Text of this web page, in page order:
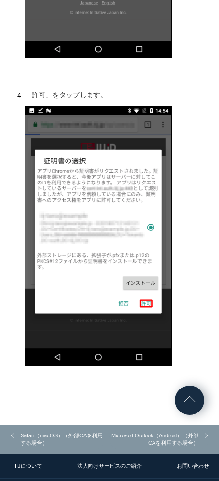
「許可」をタップします。
Safari（macOS）（外部CAを利用
する場合）
Microsoft Outlook（Android）（外部
CAを利用する場合）
IIJについて 法人向けサービスのご紹介 お問い合わせ